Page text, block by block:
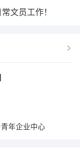
文员工作！
年企业中心